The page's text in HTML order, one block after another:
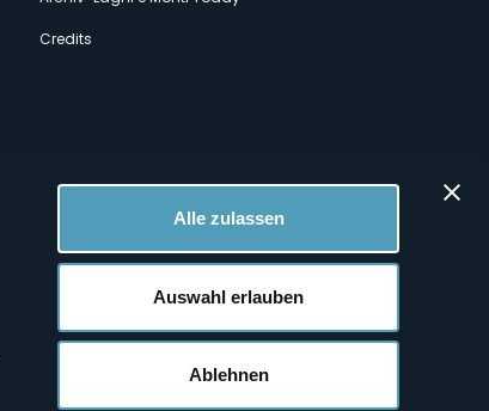
Alle zulassen
Auswahl erlauben
Ablehnen
Credits